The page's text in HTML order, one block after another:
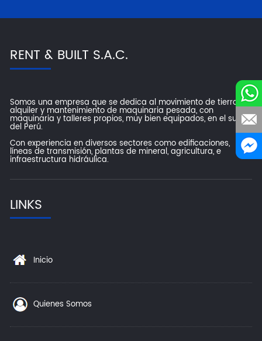
RENT & BUILT S.A.C.
Somos una empresa que se dedica al movimiento de tierras,
alquiler y mantenimiento de maquinaria pesada, con
maquinaria y talleres propios, muy bien equipados, en el sur
del Perú.
Con experiencia en diversos sectores como edificaciones,
líneas de transmisión, plantas de mineral, agricultura, e
infraestructura hidráulica.
LINKS
Inicio
Quienes Somos